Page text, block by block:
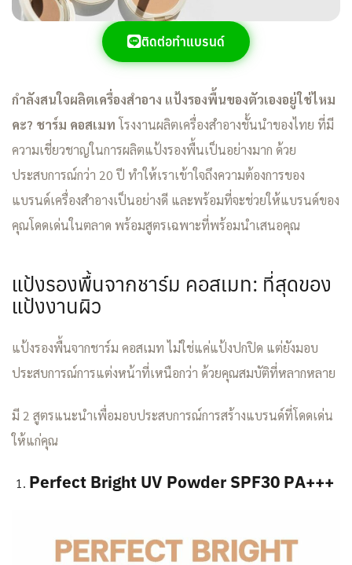
ติดต่อทำแบรนด์
กำลังสนใจผลิตเครื่องสำอาง แป้งรองพื้นของตัวเองอยู่ใช่ไหม
คะ? ชาร์ม คอสเมท โรงงานผลิตเครื่องสำอางชั้นนำของไทย ที่มี
ความเชี่ยวชาญในการผลิตแป้งรองพื้นเป็นอย่างมาก ด้วย
ประสบการณ์กว่า 20 ปี ทำให้เราเข้าใจถึงความต้องการของ
แบรนด์เครื่องสำอางเป็นอย่างดี และพร้อมที่จะช่วยให้แบรนด์ของ
คุณโดดเด่นในตลาด พร้อมสูตรเฉพาะที่พร้อมนำเสนอคุณ
แป้งรองพื้นจากชาร์ม คอสเมท: ที่สุดของ
แป้งงานผิว
แป้งรองพื้นจากชาร์ม คอสเมท ไม่ใช่แค่แป้งปกปิด แต่ยังมอบ
ประสบการณ์การแต่งหน้าที่เหนือกว่า ด้วยคุณสมบัติที่หลากหลาย
มี 2 สูตรแนะนำเพื่อมอบประสบการณ์การสร้างแบรนด์ที่โดดเด่น
ให้แก่คุณ
Perfect Bright UV Powder SPF30 PA+++